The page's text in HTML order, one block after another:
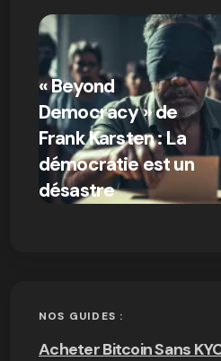
« Beyond
Democracy » de
Frank Karsten : La
démocratie est un
désastre
on
NOS GUIDES :
Acheter Bitcoin Sans